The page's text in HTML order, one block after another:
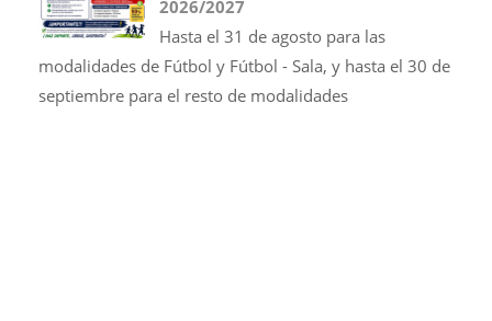
2026/2027
Hasta el 31 de agosto para las
modalidades de Fútbol y Fútbol - Sala, y hasta el 30 de
septiembre para el resto de modalidades